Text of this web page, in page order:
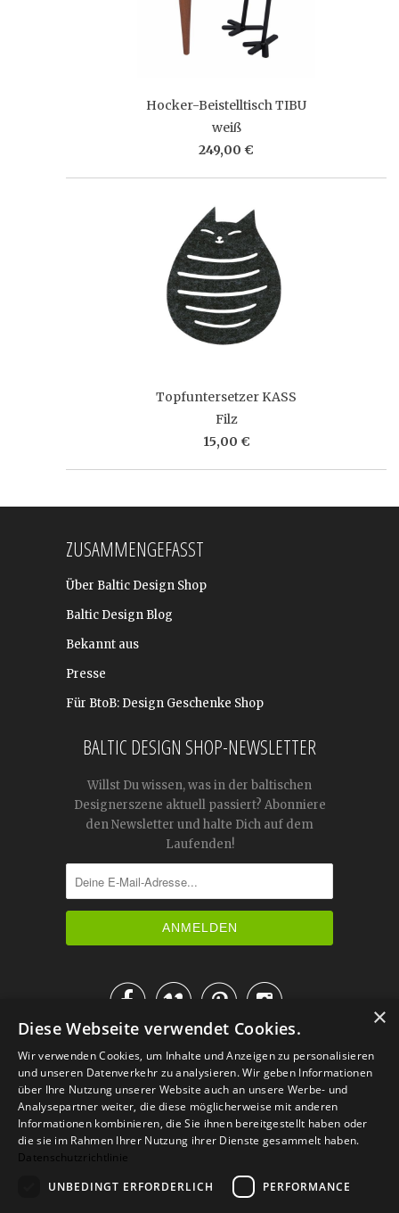
Hocker-Beistelltisch TIBU
weiß
249,00 €
Topfuntersetzer KASS
Filz
15,00 €
ZUSAMMENGEFASST
Über Baltic Design Shop
Baltic Design Blog
Bekannt aus
Presse
Für BtoB: Design Geschenke Shop
BALTIC DESIGN SHOP-NEWSLETTER
Willst Du wissen, was in der baltischen
Designerszene aktuell passiert? Abonniere
den Newsletter und halte Dich auf dem
Laufenden!

IM KATALOG BLÄTTERN
×
Diese Webseite verwendet Cookies.
Wir verwenden Cookies, um Inhalte und Anzeigen zu personalisieren
und unseren Datenverkehr zu analysieren. Wir geben Informationen
über Ihre Nutzung unserer Website auch an unsere Werbe- und
Analysepartner weiter, die diese möglicherweise mit anderen
Informationen kombinieren, die Sie ihnen bereitgestellt haben oder
die sie im Rahmen Ihrer Nutzung ihrer Dienste gesammelt haben.
Datenschutzrichtlinie
UNBEDINGT ERFORDERLICH
PERFORMANCE